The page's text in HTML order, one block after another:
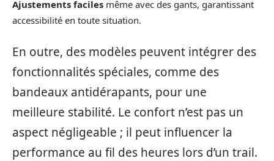
Ajustements faciles même avec des gants, garantissant
accessibilité en toute situation.
En outre, des modèles peuvent intégrer des
fonctionnalités spéciales, comme des
bandeaux antidérapants, pour une
meilleure stabilité. Le confort n’est pas un
aspect négligeable ; il peut influencer la
performance au fil des heures lors d’un trail.